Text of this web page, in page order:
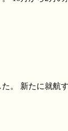
。 新たに就